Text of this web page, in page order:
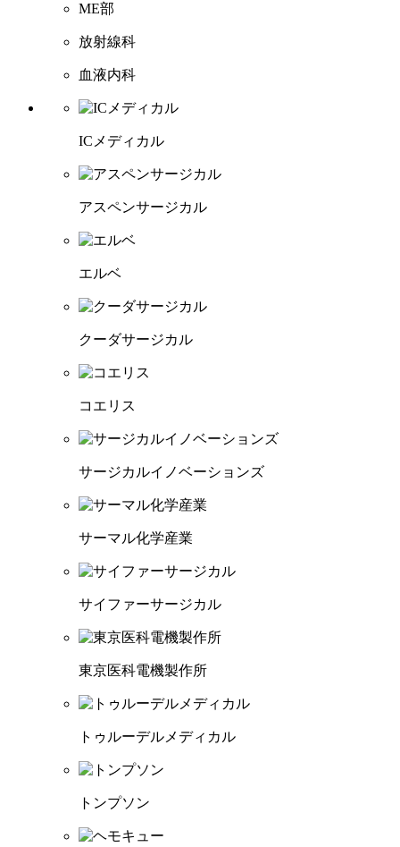
ME部
放射線科
血液内科
ICメディカル
アスペンサージカル
エルベ
クーダサージカル
コエリス
サージカルイノベーションズ
サーマル化学産業
サイファーサージカル
東京医科電機製作所
トゥルーデルメディカル
トンプソン